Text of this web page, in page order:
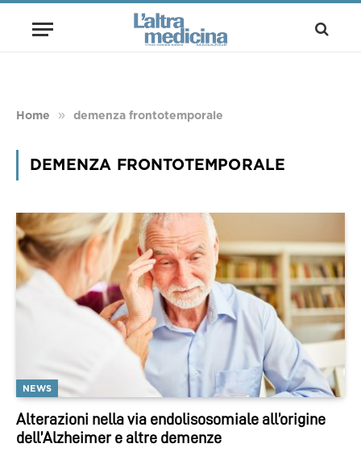
Home » demenza frontotemporale
DEMENZA FRONTOTEMPORALE
NEWS
Alterazioni nella via endolisosomiale all’origine
dell’Alzheimer e altre demenze